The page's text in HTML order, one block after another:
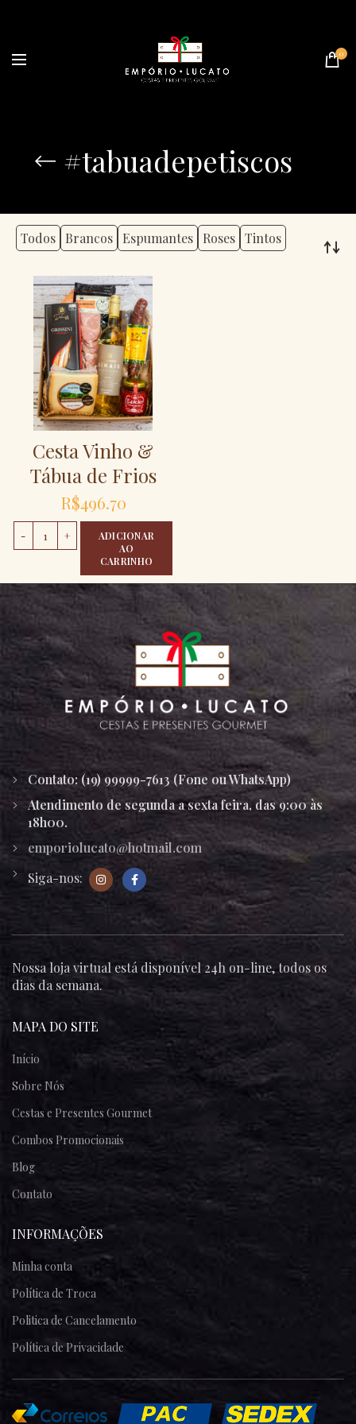
0
#tabuadepetiscos
Todos Brancos Espumantes Roses Tintos
Cesta Vinho &
Tábua de Frios
R$496.70
Cesta Vinho & Tábua de Frios quantidade
ADICIONAR
AO
CARRINHO
Contato: (19) 99999-7613 (Fone ou WhatsApp)
Atendimento de segunda a sexta feira, das 9:00 às
18h00.
emporiolucato@hotmail.com
Siga-nos:
Nossa loja virtual está disponível 24h on-line, todos os
dias da semana.
MAPA DO SITE
Início
Sobre Nós
Cestas e Presentes Gourmet
Combos Promocionais
Blog
Contato
INFORMAÇÕES
Minha conta
Política de Troca
Politica de Cancelamento
Política de Privacidade